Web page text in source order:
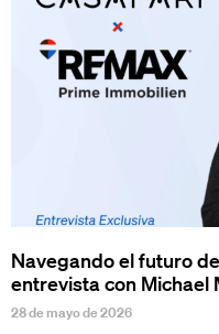
Navegando el futuro
entrevista con Michael
28 de mayo de 2026